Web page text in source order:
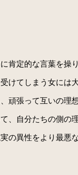
定的な言葉を操
けてしまう女には
頑張って互いの理
自分たちの側の
の異性をより最悪